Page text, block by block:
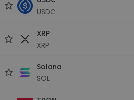
USDC
XRP
XRP
Solana
SOL